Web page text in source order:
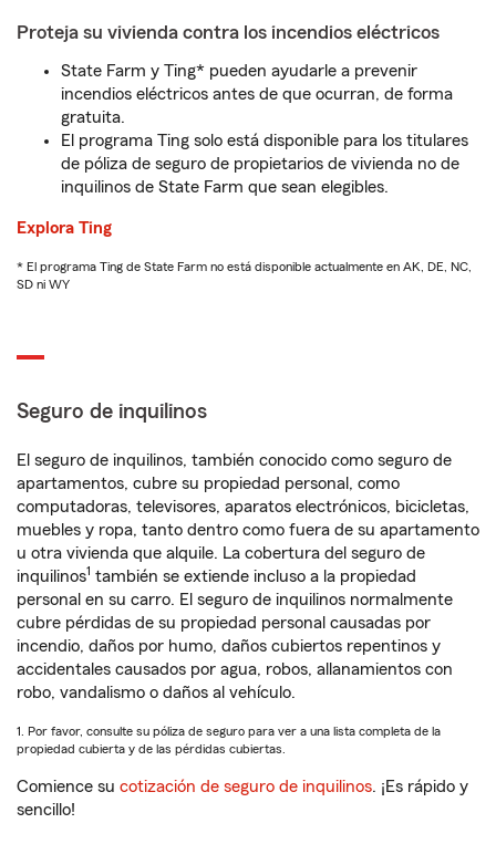
Proteja su vivienda contra los incendios eléctricos
State Farm y Ting* pueden ayudarle a prevenir
incendios eléctricos antes de que ocurran, de forma
gratuita.
El programa Ting solo está disponible para los titulares
de póliza de seguro de propietarios de vivienda no de
inquilinos de State Farm que sean elegibles.
Explora Ting
* El programa Ting de State Farm no está disponible actualmente en AK, DE, NC,
SD ni WY
Seguro de inquilinos
El seguro de inquilinos, también conocido como seguro de
apartamentos, cubre su propiedad personal, como
computadoras, televisores, aparatos electrónicos, bicicletas,
muebles y ropa, tanto dentro como fuera de su apartamento
u otra vivienda que alquile. La cobertura del seguro de
inquilinos1 también se extiende incluso a la propiedad
personal en su carro. El seguro de inquilinos normalmente
cubre pérdidas de su propiedad personal causadas por
incendio, daños por humo, daños cubiertos repentinos y
accidentales causados por agua, robos, allanamientos con
robo, vandalismo o daños al vehículo.
1. Por favor, consulte su póliza de seguro para ver a una lista completa de la
propiedad cubierta y de las pérdidas cubiertas.
Comience su cotización de seguro de inquilinos. ¡Es rápido y
sencillo!